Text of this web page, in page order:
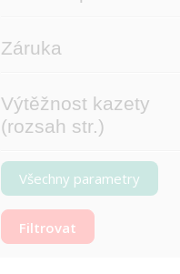
Záruka
Výtěžnost kazety
(rozsah str.)
Všechny parametry